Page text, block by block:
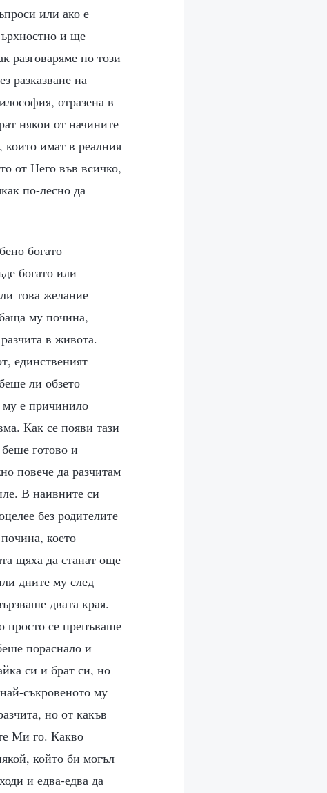
или ако е
и ще
разговаряме по този
разказване на
отразена в
някои от начините
имат в реалния
от Него във всичко,
по-лесно да
богато
богато или
това желание
му почина,
в живота.
единственият
ли обзето
му е причинило
Как се появи тази
готово и
повече да разчитам
В наивните си
без родителите
което
щяха да станат още
дните му след
двата края.
просто се препъваше
пораснало и
си и брат си, но
съкровеното му
но от какъв
Ми го. Какво
който би могъл
и едва-едва да